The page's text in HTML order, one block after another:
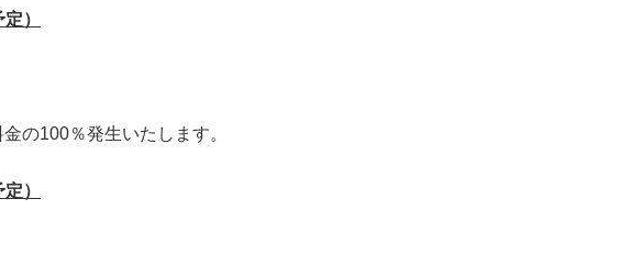
）
の100％発生いたします。
）